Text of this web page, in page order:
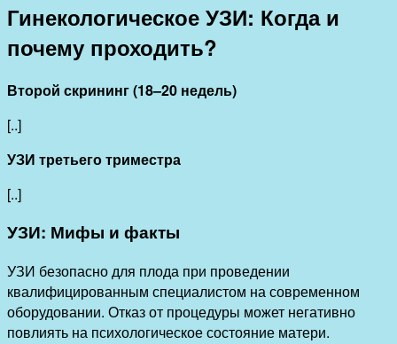
Гинекологическое УЗИ: Когда и
почему проходить?
Второй скрининг (18–20 недель)
[..]
УЗИ третьего триместра
[..]
УЗИ: Мифы и факты
УЗИ безопасно для плода при проведении
квалифицированным специалистом на современном
оборудовании. Отказ от процедуры может негативно
повлиять на психологическое состояние матери.